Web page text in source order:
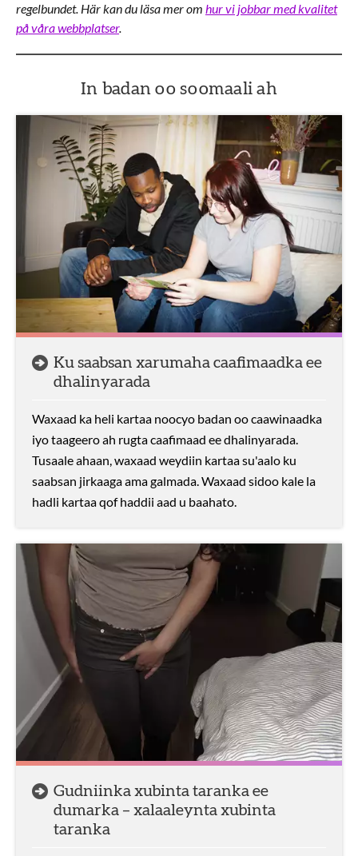
regelbundet. Här kan du läsa mer om hur vi jobbar med kvalitet
på våra webbplatser.
In badan oo soomaali ah
Ku saabsan xarumaha caafimaadka ee
dhalinyarada
Waxaad ka heli kartaa noocyo badan oo caawinaadka
iyo taageero ah rugta caafimaad ee dhalinyarada.
Tusaale ahaan, waxaad weydiin kartaa su'aalo ku
saabsan jirkaaga ama galmada. Waxaad sidoo kale la
hadli kartaa qof haddii aad u baahato.
Gudniinka xubinta taranka ee
dumarka – xalaaleynta xubinta
taranka